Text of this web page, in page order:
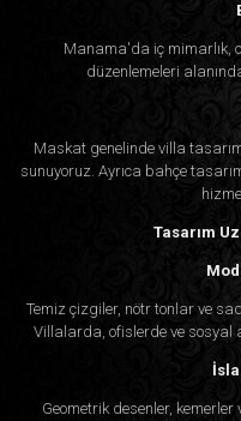
Manama'da iç mimarlık,
düzenlemeleri
Maskat genelinde villa
sunuyoruz. Ayrıca bahçe
Tasarım
Temiz çizgiler, nötr tonlar ve
Villalarda, ofislerde ve
Geometrik desenler,